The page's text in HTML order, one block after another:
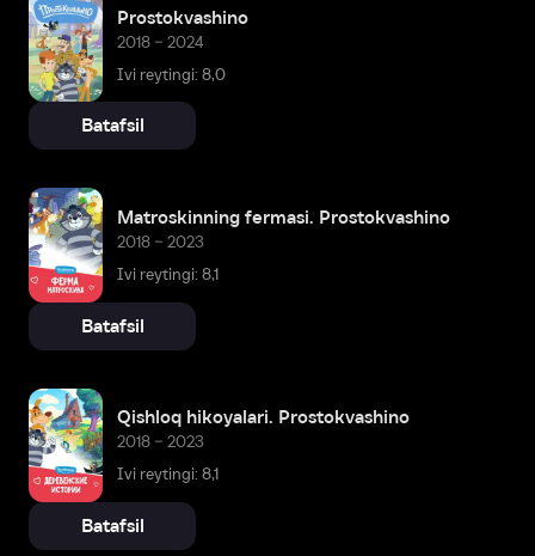
Prostokvashino
2018 – 2024
Ivi reytingi: 8,0
Batafsil
Matroskinning fermasi. Prostokvashino
2018 – 2023
Ivi reytingi: 8,1
Batafsil
Qishloq hikoyalari. Prostokvashino
2018 – 2023
Ivi reytingi: 8,1
Batafsil